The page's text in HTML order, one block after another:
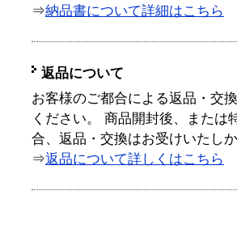
⇒納品書について詳細はこちら
返品について
お客様のご都合による返品・交
ください。 商品開封後、または
合、返品・交換はお受けいたし
⇒返品について詳しくはこちら